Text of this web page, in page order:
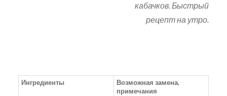
кабачков. Быстрый
рецепт на утро.
Ингредиенты
Возможная замена,
примечания